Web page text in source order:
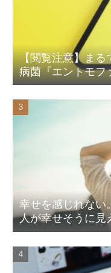
【閲覧注意】まる
病菌『エントモフ
ビ)』
幸せを感じれない
人が幸せそうに見
法